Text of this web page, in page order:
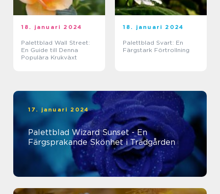
18. januari 2024
Palettblad Wall Street:
En Guide till Denna
Populära Krukväxt
18. januari 2024
Palettblad Svart: En
Färgstark Förtrollning
17. januari 2024
Palettblad Wizard Sunset - En
Färgsprakande Skönhet i Trädgården